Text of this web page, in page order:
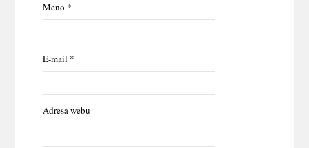
Meno *
E-mail *
Adresa webu